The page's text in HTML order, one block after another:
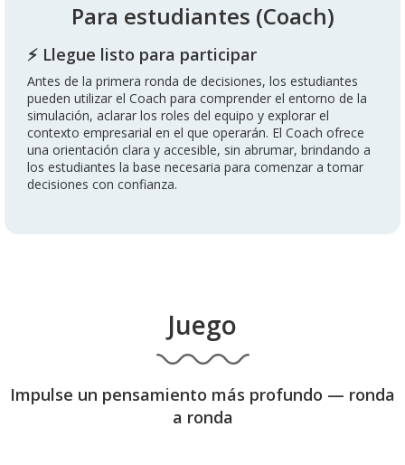
Para estudiantes (Coach)
⚡ Llegue listo para participar
Antes de la primera ronda de decisiones, los estudiantes
pueden utilizar el Coach para comprender el entorno de la
simulación, aclarar los roles del equipo y explorar el
contexto empresarial en el que operarán. El Coach ofrece
una orientación clara y accesible, sin abrumar, brindando a
los estudiantes la base necesaria para comenzar a tomar
decisiones con confianza.
Juego
Impulse un pensamiento más profundo — ronda
a ronda